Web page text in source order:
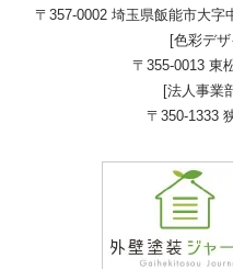
〒357-0002 埼玉県飯能市大字
[色彩デ
〒355-0013 東
[法人事業
〒350-1333